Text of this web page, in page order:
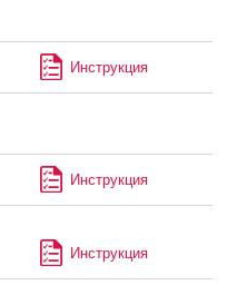
Инструкция
Инструкция
Инструкция